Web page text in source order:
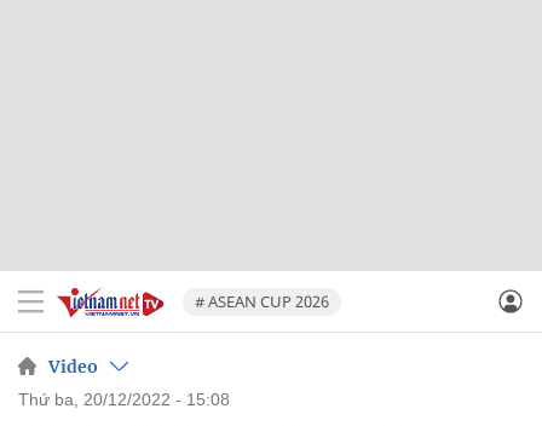
# ASEAN CUP 2026
Video
thứ ba, 20/12/2022 - 15:08